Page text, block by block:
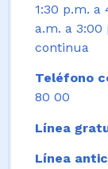
1:30 p.m. a
a.m. a 3:00
continua
Teléfono
80 00
Línea
Línea